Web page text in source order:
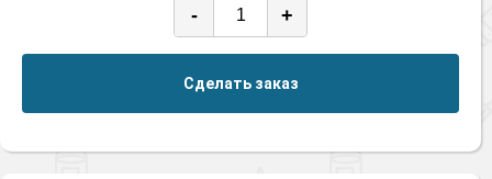
- +
Сделать заказ